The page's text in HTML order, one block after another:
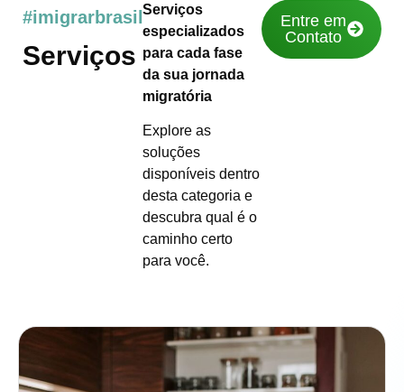
#imigrarbrasil
Serviços
Serviços
especializados
para cada fase
da sua jornada
migratória
Explore as
soluções
disponíveis dentro
desta categoria e
descubra qual é o
caminho certo
para você.
Entre em
Contato